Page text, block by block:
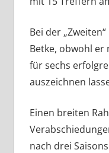
Bei der
Betke, obwohl
für sechs
auszeichnen
Einen breiten
nach drei